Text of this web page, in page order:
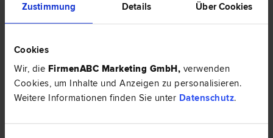
Zustimmung Details Über Cookies
Cookies
Wir, die FirmenABC Marketing GmbH, verwenden
Cookies, um Inhalte und Anzeigen zu personalisieren.
Weitere Informationen finden Sie unter Datenschutz.
JETZT BEWERTEN
Dr. Gert SEEBER ist spezialisiert auf
Wohnungseigentums­recht |Bau­recht.